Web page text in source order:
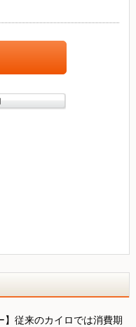
】従来のカイロでは消費期